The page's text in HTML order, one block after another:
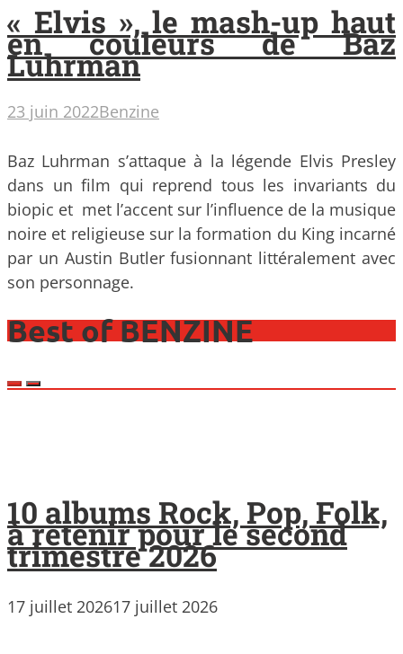
« Elvis », le mash-up haut
en couleurs de Baz
Luhrman
23 juin 2022Benzine
Baz Luhrman s’attaque à la légende Elvis Presley
dans un film qui reprend tous les invariants du
biopic et met l’accent sur l’influence de la musique
noire et religieuse sur la formation du King incarné
par un Austin Butler fusionnant littéralement avec
son personnage.
Best of BENZINE
10 albums Rock, Pop, Folk,
à retenir pour le second
trimestre 2026
17 juillet 202617 juillet 2026